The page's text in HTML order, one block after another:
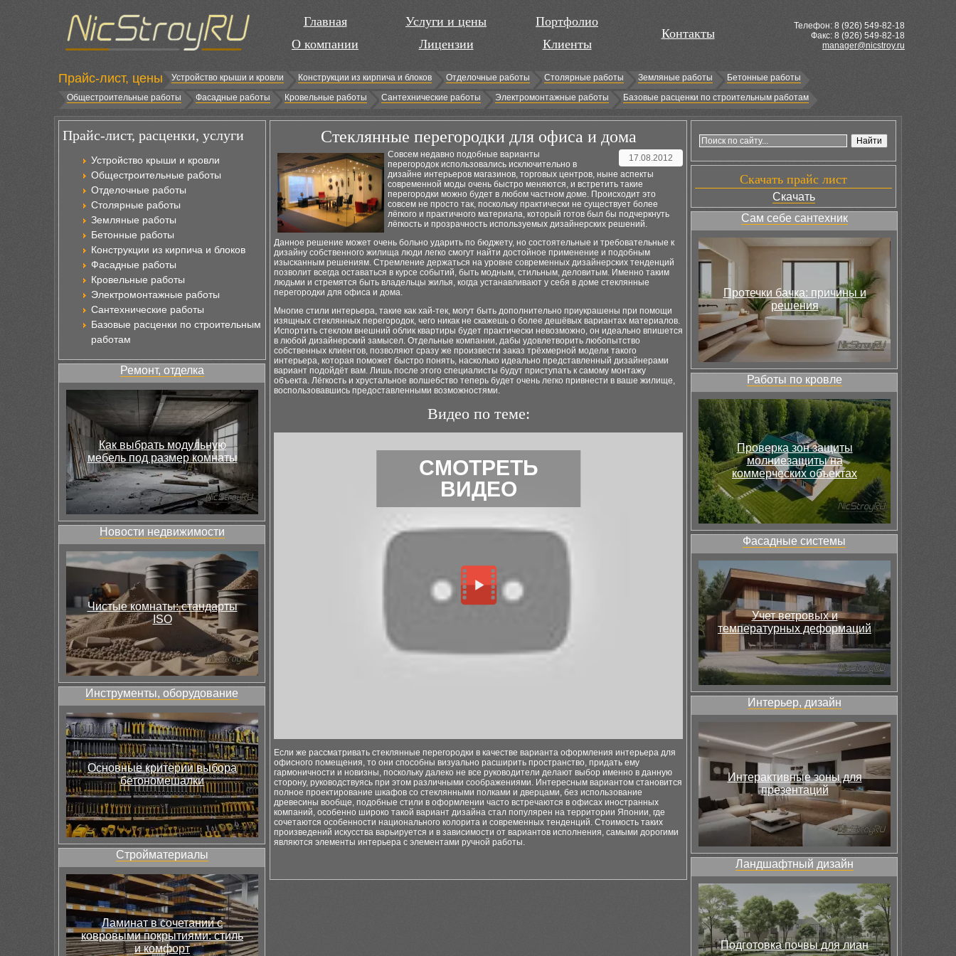
Главная
О компании
Услуги и цены
Лицензии
Портфолио
Клиенты
Контакты
Телефон: 8 (926) 549-82-18
Факс: 8 (926) 549-82-18
manager@nicstroy.ru
Прайс-лист, цены Устройство крыши и кровли Конструкции из кирпича и блоков Отделочные работы Столярные работы Земляные работы
Бетонные работы
Общестроительные работы
Фасадные работы Кровельные работы Сантехнические работы Электромонтажные работы Базовые расценки по строительным работам
Прайс-лист, расценки, услуги
Устройство крыши и кровли
Общестроительные работы
Отделочные работы
Столярные работы
Земляные работы
Бетонные работы
Конструкции из кирпича и блоков
Фасадные работы
Кровельные работы
Электромонтажные работы
Сантехнические работы
Базовые расценки по строительным
работам
Ремонт, отделка
Как выбрать модульную
мебель под размер комнаты
Новости недвижимости
Чистые комнаты: стандарты
ISO
Инструменты, оборудование
Основные критерии выбора
бетономешалки
Стройматериалы
Ламинат в сочетании с
ковровыми покрытиями: стиль
и комфорт
Стеклянные перегородки для офиса и дома
17.08.2012
Совсем недавно подобные варианты
перегородок использовались исключительно в
дизайне интерьеров магазинов, торговых центров, ныне аспекты
современной моды очень быстро меняются, и встретить такие
перегородки можно будет в любом частном доме. Происходит это
совсем не просто так, поскольку практически не существует более
лёгкого и практичного материала, который готов был бы подчеркнуть
лёгкость и прозрачность используемых дизайнерских решений.
Данное решение может очень больно ударить по бюджету, но состоятельные и требовательные к
дизайну собственного жилища люди легко смогут найти достойное применение и подобным
изысканным решениям. Стремление держаться на уровне современных дизайнерских тенденций
позволит всегда оставаться в курсе событий, быть модным, стильным, деловитым. Именно таким
людьми и стремятся быть владельцы жилья, когда устанавливают у себя в доме стеклянные
перегородки для офиса и дома.
Многие стили интерьера, такие как хай-тек, могут быть дополнительно приукрашены при помощи
изящных стеклянных перегородок, чего никак не скажешь о более дешёвых вариантах материалов.
Испортить стеклом внешний облик квартиры будет практически невозможно, он идеально впишется
в любой дизайнерский замысел. Отдельные компании, дабы удовлетворить любопытство
собственных клиентов, позволяют сразу же произвести заказ трёхмерной модели такого
интерьера, которая поможет быстро понять, насколько идеально представленный дизайнерами
вариант подойдёт вам. Лишь после этого специалисты будут приступать к самому монтажу
объекта. Лёгкость и хрустальное волшебство теперь будет очень легко привнести в ваше жилище,
воспользовавшись предоставленными возможностями.
Видео по теме:
СМОТРЕТЬ
ВИДЕО
Если же рассматривать стеклянные перегородки в качестве варианта оформления интерьера для
офисного помещения, то они способны визуально расширить пространство, придать ему
гармоничности и новизны, поскольку далеко не все руководители делают выбор именно в данную
сторону, руководствуясь при этом различными соображениями. Интересным вариантом становится
полное проектирование шкафов со стеклянными полками и дверцами, без использование
древесины вообще, подобные стили в оформлении часто встречаются в офисах иностранных
компаний, особенно широко такой вариант дизайна стал популярен на территории Японии, где
сочетаются особенности национального колорита и современных тенденций. Стоимость таких
произведений искусства варьируется и в зависимости от вариантов исполнения, самыми дорогими
являются элементы интерьера с элементами ручной работы.
Скачать прайс лист
Скачать
Сам себе сантехник
Протечки бачка: причины и
решения
Работы по кровле
Проверка зон защиты
молниезащиты на
коммерческих объектах
Фасадные системы
Учет ветровых и
температурных деформаций
Интерьер, дизайн
Интерактивные зоны для
презентаций
Ландшафтный дизайн
Подготовка почвы для лиан